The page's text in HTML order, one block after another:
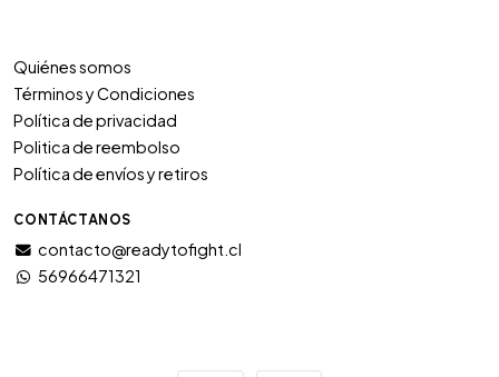
Quiénes somos
Términos y Condiciones
Política de privacidad
Politica de reembolso
Política de envíos y retiros
CONTÁCTANOS
contacto@readytofight.cl
56966471321